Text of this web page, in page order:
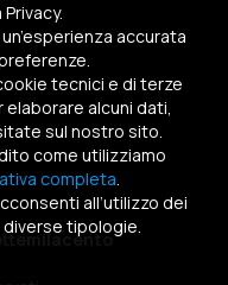
accurata
tecnici e di terze
alcuni dati,
sul nostro sito.
come utilizziamo
completa.
all’utilizzo dei
tipologie.